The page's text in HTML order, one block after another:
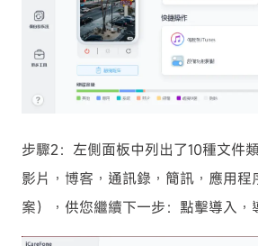
步驟2：左側面板中列出了10種文件
影片，博客，通訊錄，簡訊，應用程
案），供您繼續下一步：點擊導入，